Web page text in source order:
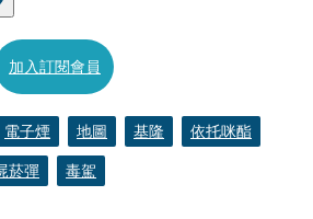
加入訂閱會員
電子煙 地圖 基隆
依托咪酯
菸彈 毒駕